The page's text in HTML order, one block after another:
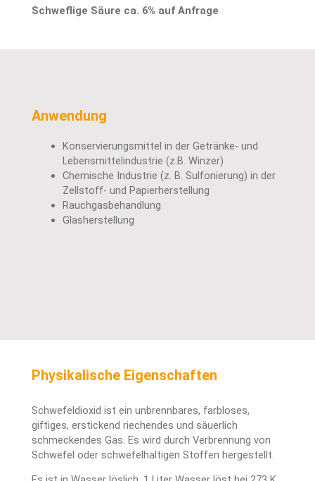
Schweflige Säure ca. 6% auf Anfrage
Anwendung
Konservierungsmittel in der Getränke- und
Lebensmittelindustrie (z.B. Winzer)
Chemische Industrie (z. B. Sulfonierung) in der
Zellstoff- und Papierherstellung
Rauchgasbehandlung
Glasherstellung
Physikalische Eigenschaften
Schwefeldioxid ist ein unbrennbares, farbloses,
giftiges, erstickend riechendes und säuerlich
schmeckendes Gas. Es wird durch Verbrennung von
Schwefel oder schwefelhaltigen Stoffen hergestellt.